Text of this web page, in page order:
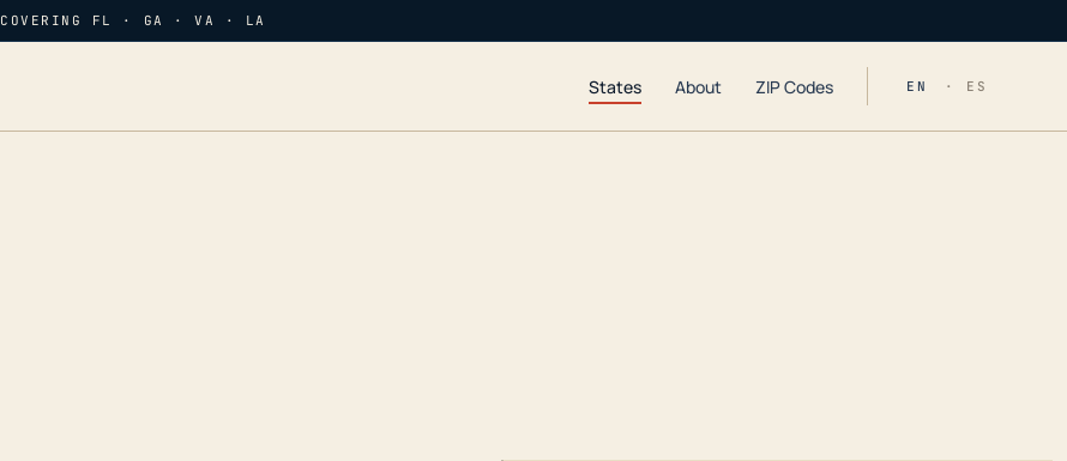
COVERING FL · GA · VA · LA
States About ZIP Codes EN · ES